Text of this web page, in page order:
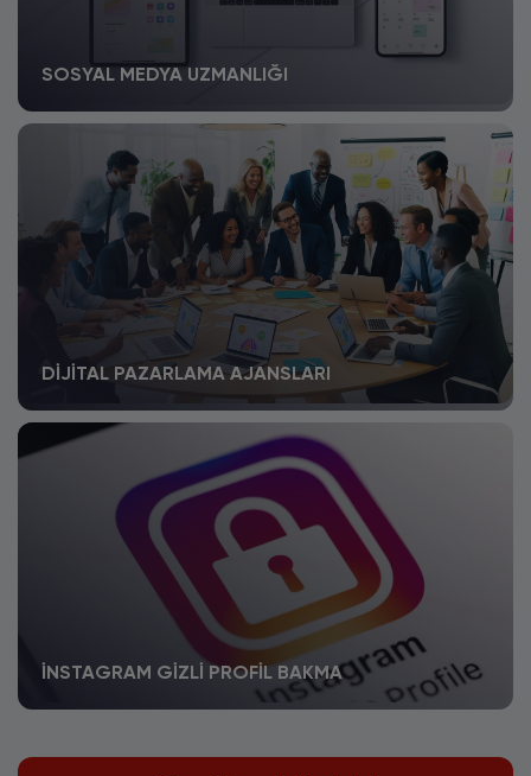
SOSYAL MEDYA UZMANLIĞI
DIJITAL PAZARLAMA AJANSLARI
İNSTAGRAM GIZLI PROFIL BAKMA